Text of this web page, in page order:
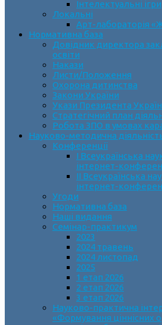
Інтелектуальні ігри
Локальні
Арт-лабораторія
Нормативна база
Довідник директора
освіти
Накази
Листи/Положення
Охорона дитинства
Закони України
Укази Президента
Стратегічний план
Робота ЗПО в умовах
Науково-методична
Конференції
І Всеукраїнська
інтернет-
ІІ Всеукраїнська
інтернет-
Угоди
Нормативна база
Наші видання
Семінар-практикум
2023
2024 травень
2024 листопад
2025
1 етап 2026
2 етап 2026
3 етап 2026
Науково-практична
«Формування ціннісних